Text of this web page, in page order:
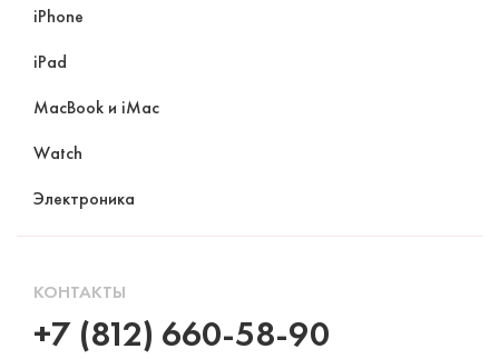
iPhone
iPad
MacBook и iMac
Watch
Электроника
КОНТАКТЫ
+7 (812) 660-58-90